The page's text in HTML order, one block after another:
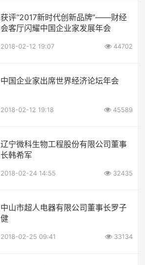
获评“2017新时代创新品牌”——财经
会客厅闪耀中国企业家发展年会
2018-02-12 19:07 44702
中国企业家出席世界经济论坛年会
2018-02-12 19:18 45589
辽宁微科生物工程股份有限公司董事
长韩希军
2018-02-24 14:55 32435
中山市超人电器有限公司董事长罗子
健
2018-02-25 09:41 33134